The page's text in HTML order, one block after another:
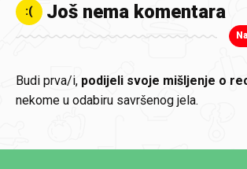
:( Još nema komentara
Budi prva/i, podijeli svoje mišljenje o
nekome u odabiru savršenog jela.